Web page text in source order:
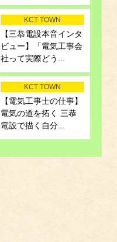
KCT TOWN
【三恭電設本音インタ
ビュー】「電気工事会
社って実際どう...
KCT TOWN
【電気工事士の仕事】
電気の道を拓く 三恭
電設で描く自分...